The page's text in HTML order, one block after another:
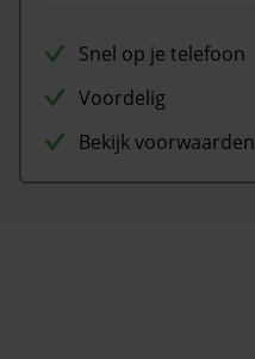
Snel op je telefoon
Voordelig
Bekijk voorwaarden